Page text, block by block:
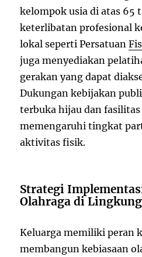
kelompok usia di atas 65
keterlibatan profesional
lokal seperti Persatuan
juga menyediakan
gerakan yang dapat
Dukungan kebijakan
terbuka hijau dan
memengaruhi tingkat
aktivitas fisik.
Strategi
Olahraga di
Keluarga memiliki peran
membangun kebiasaan